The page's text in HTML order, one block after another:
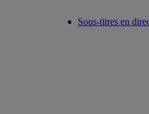
Sous-titres en